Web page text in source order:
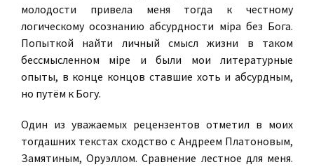
молодости привела меня тогда к честному
логическому осознанию абсурдности мiра без Бога.
Попыткой найти личный смысл жизни в таком
бессмысленном мiре и были мои литературные
опыты, в конце концов ставшие хоть и абсурдным,
но путём к Богу.
Один из уважаемых рецензентов отметил в моих
тогдашних текстах сходство с Андреем Платоновым,
Замятиным, Оруэллом. Сравнение лестное для меня.